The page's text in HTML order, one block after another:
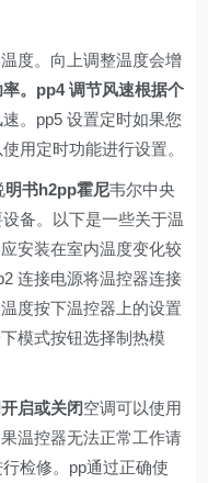
度。向上调整温度会增
。pp4 调节风速根据个
。pp5 设置定时如果您
用定时功能进行设置。
明书h2pp霍尼韦尔中央
备。以下是一些关于温
安装在室内温度变化较
连接电源将温控器连接
度按下温控器上的设置
模式按钮选择制热模
启或关闭空调可以使用
温控器无法正常工作请
检修。pp通过正确使